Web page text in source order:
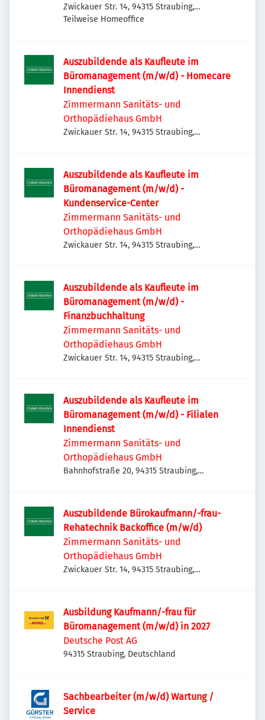
Zwickauer Str. 14, 94315 Straubing,
Deutschland
Teilweise Homeoffice
Auszubildende als Kaufleute im
Büromanagement (m/w/d) - Homecare
Innendienst
Zimmermann Sanitäts- und
Orthopädiehaus GmbH
Zwickauer Str. 14, 94315 Straubing,
Auszubildende als Kaufleute im
Büromanagement (m/w/d) -
Kundenservice-Center
Zimmermann Sanitäts- und
Orthopädiehaus GmbH
Zwickauer Str. 14, 94315 Straubing,
Auszubildende als Kaufleute im
Büromanagement (m/w/d) -
Finanzbuchhaltung
Zimmermann Sanitäts- und
Orthopädiehaus GmbH
Zwickauer Str. 14, 94315 Straubing,
Auszubildende als Kaufleute im
Büromanagement (m/w/d) - Filialen
Innendienst
Zimmermann Sanitäts- und
Orthopädiehaus GmbH
Bahnhofstraße 20, 94315 Straubing,
Auszubildende Bürokaufmann/-frau-
Rehatechnik Backoffice (m/w/d)
Zimmermann Sanitäts- und
Orthopädiehaus GmbH
Zwickauer Str. 14, 94315 Straubing,
Ausbildung Kaufmann/-frau für
Büromanagement (m/w/d) in 2027
Deutsche Post AG
94315 Straubing, Deutschland
Sachbearbeiter (m/w/d) Wartung /
Service